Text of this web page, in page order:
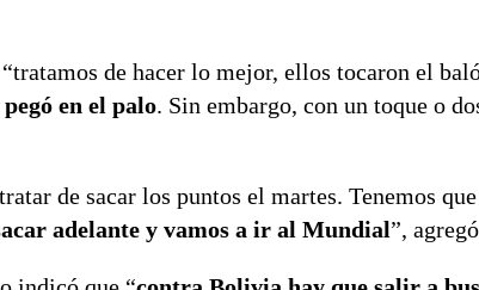
de hacer lo mejor, ellos tocaron el
en el palo. Sin embargo, con un toque o
de sacar los puntos el martes. Tenemos
adelante y vamos a ir al Mundial”,